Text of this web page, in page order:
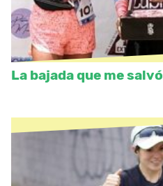
La bajada que me salvó